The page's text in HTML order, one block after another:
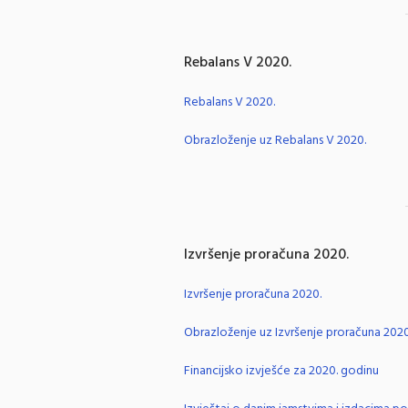
Rebalans V 2020.
Rebalans V 2020.
Obrazloženje uz Rebalans V 2020.
Izvršenje proračuna 2020.
Izvršenje proračuna 2020.
Obrazloženje uz Izvršenje proračuna
Financijsko izvješće za 2020. godinu